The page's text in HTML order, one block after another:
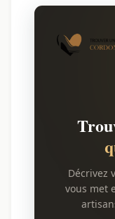
Décrivez
vous met